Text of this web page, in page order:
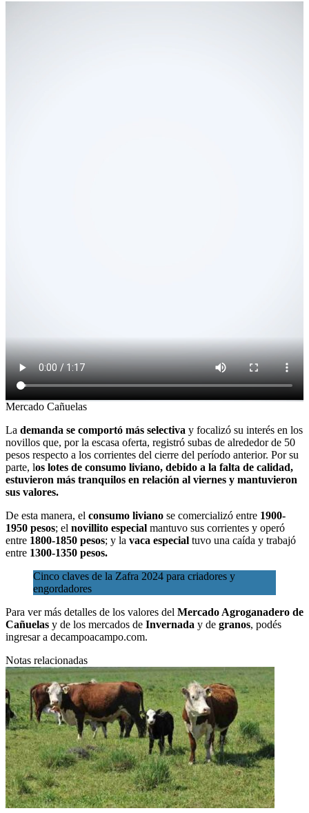
Mercado Cañuelas
La demanda se comportó más selectiva y focalizó su interés en los
novillos que, por la escasa oferta, registró subas de alrededor de 50
pesos respecto a los corrientes del cierre del período anterior. Por su
parte, los lotes de consumo liviano, debido a la falta de calidad,
estuvieron más tranquilos en relación al viernes y mantuvieron
sus valores.
De esta manera, el consumo liviano se comercializó entre 1900-
1950 pesos; el novillito especial mantuvo sus corrientes y operó
entre 1800-1850 pesos; y la vaca especial tuvo una caída y trabajó
entre 1300-1350 pesos.
Cinco claves de la Zafra 2024 para criadores y
engordadores
Para ver más detalles de los valores del Mercado Agroganadero de
Cañuelas y de los mercados de Invernada y de granos, podés
ingresar a decampoacampo.com.
Notas relacionadas